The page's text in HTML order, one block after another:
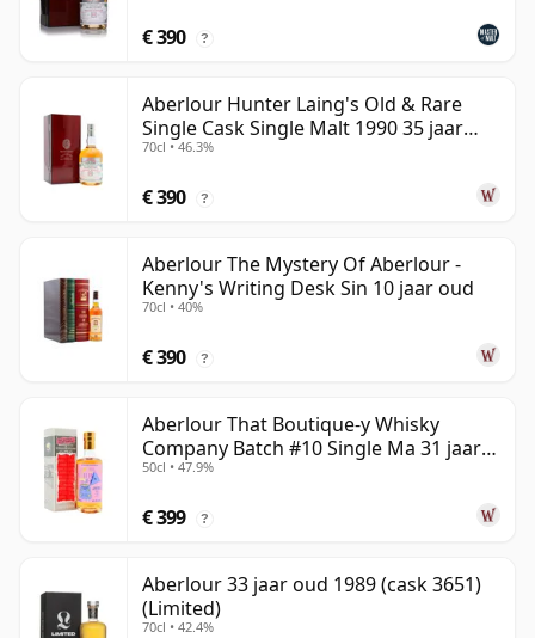
€ 390 ?
Aberlour Hunter Laing's Old & Rare
Single Cask Single Malt 1990 35 jaar
oud
70cl • 46.3%
€ 390 ?
Aberlour The Mystery Of Aberlour -
Kenny's Writing Desk Sin 10 jaar oud
70cl • 40%
€ 390 ?
Aberlour That Boutique-y Whisky
Company Batch #10 Single Ma 31 jaar
oud
50cl • 47.9%
€ 399 ?
Aberlour 33 jaar oud 1989 (cask 3651)
(Limited)
70cl • 42.4%